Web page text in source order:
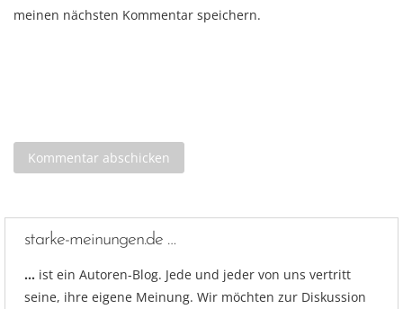
meinen nächsten Kommentar speichern.
starke-meinungen.de …
… ist ein Autoren-Blog. Jede und jeder von uns vertritt
seine, ihre eigene Meinung. Wir möchten zur Diskussion